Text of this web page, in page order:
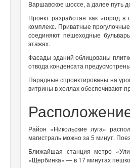
Варшавское шоссе, а далее путь
Проект разработан как «город
комплекс. Приватные
соединяют пешеходные
этажах.
Фасады зданий облицованы
отвода конденсата
Парадные спроектированы на
витрины в холлах обеспечивают
Район «Никольские луга»
магистраль можно за 5 минут.
Ближайшая станция метро
«Щербинка» — в 17 минутах